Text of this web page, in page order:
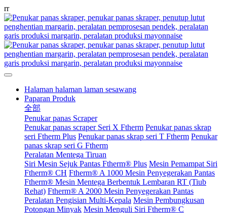
rr
Halaman halaman laman sesawang
Paparan Produk
全部
Penukar panas Scraper
Penukar panas scraper Seri X Ftherm Penukar panas skrap
seri Ftherm Plus Penukar panas skrap seri T Ftherm Penukar
panas skrap seri G Ftherm
Peralatan Mentega Tiruan
Siri Mesin Sejuk Pantas Ftherm® Plus Mesin Pemampat Siri
Ftherm® CH Ftherm® A 1000 Mesin Penyegerakan Pantas
Ftherm® Mesin Mentega Berbentuk Lembaran RT (Tiub
Rehat) Ftherm® A 2000 Mesin Penyegerakan Pantas
Peralatan Pengisian Multi-Kepala Mesin Pembungkusan
Potongan Minyak Mesin Menguli Siri Ftherm® C